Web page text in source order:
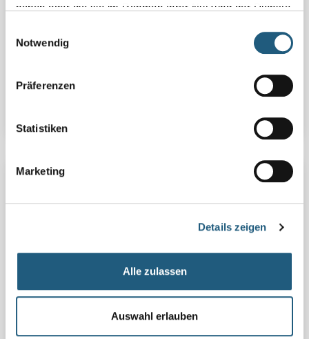
haben oder die sie im Rahmen Ihrer Nutzung der Dienste
Notwendig
Präferenzen
Statistiken
Marketing
Details zeigen
Alle zulassen
Auswahl erlauben
Spielerisch nähern wir uns an diesem Abend
gemeinsam dem Leben der Fledermäuse. Vor
Sonnenuntergang geht es los am Aparthotel in
In diesem Workshop stellen wir gemeinsam eine
Kaltseifverfahren her. Dabei verbinden wir wertvolle
Lavendel schenkt der Seife einen feinen,
beruhigenden ...